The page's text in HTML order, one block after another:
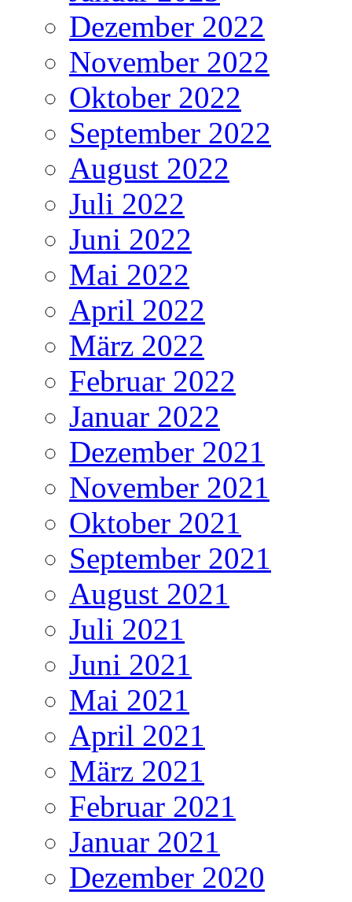
Dezember 2022
November 2022
Oktober 2022
September 2022
August 2022
Juli 2022
Juni 2022
Mai 2022
April 2022
März 2022
Februar 2022
Januar 2022
Dezember 2021
November 2021
Oktober 2021
September 2021
August 2021
Juli 2021
Juni 2021
Mai 2021
April 2021
März 2021
Februar 2021
Januar 2021
Dezember 2020